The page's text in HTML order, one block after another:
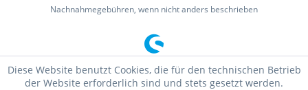
Nachnahmegebühren, wenn nicht anders beschrieben
Diese Website benutzt Cookies, die für den technischen Betrieb
der Website erforderlich sind und stets gesetzt werden.